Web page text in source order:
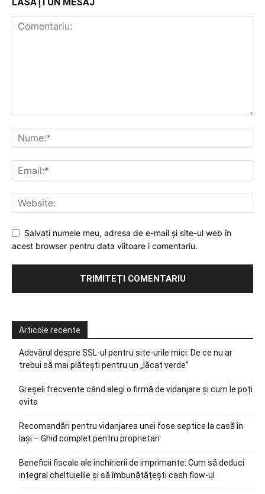
Salvați numele meu, adresa de e-mail și site-ul web în
acest browser pentru data viitoare i comentariu.
Articole recente
Adevărul despre SSL-ul pentru site-urile mici: De ce nu ar
trebui să mai plătești pentru un „lăcat verde”
Greșeli frecvente când alegi o firmă de vidanjare și cum le poți
evita
Recomandări pentru vidanjarea unei fose septice la casă în
Iași – Ghid complet pentru proprietari
Beneficii fiscale ale închirierii de imprimante: Cum să deduci
integral cheltuielile și să îmbunătățești cash flow-ul